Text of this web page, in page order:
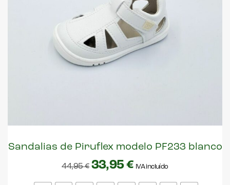
Sandalias de Piruflex modelo PF233 blanco
44,95€ 33,95€ IVA incluído